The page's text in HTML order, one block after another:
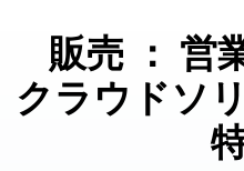
販売 ： 営
クラウドソ